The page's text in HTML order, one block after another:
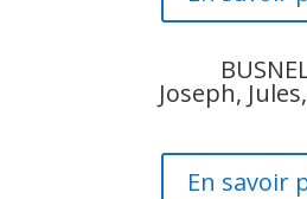
Joseph,
En savoir